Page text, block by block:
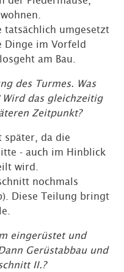
tatsächlich umgesetzt
Dinge im Vorfeld
am Bau.
des Turmes. Was
Wird das gleichzeitig
Zeitpunkt?
später, da die
- auch im Hinblick
wird.
nochmals
Diese Teilung bringt
eingerüstet und
Gerüstabbau und
II.?